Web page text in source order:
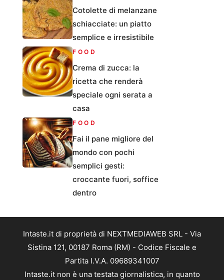
Cotolette di melanzane
schiacciate: un piatto
semplice e irresistibile
FOOD
Crema di zucca: la
ricetta che renderà
speciale ogni serata a
casa
FOOD
Fai il pane migliore del
mondo con pochi
semplici gesti:
croccante fuori, soffice
dentro
Intaste.it di proprietà di NEXTMEDIAWEB SRL - Via
Sistina 121, 00187 Roma (RM) - Codice Fiscale e
Partita I.V.A. 09689341007
Intaste.it non è una testata giornalistica, in quanto